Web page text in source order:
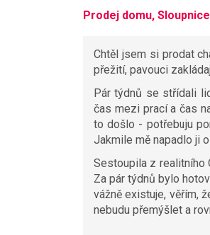
Prodej domu,
Chtěl jsem si prodat
přežití, pavouci
Pár týdnů se střídali
čas mezi prací a čas
to došlo - potřebuju
Jakmile mě napadlo ji
Sestoupila z realitního
Za pár týdnů bylo
vážně existuje, věřím,
nebudu přemýšlet a